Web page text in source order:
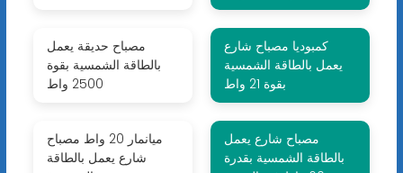
مصباح حديقة يعمل
بالطاقة الشمسية بقوة
2500 واط
كمبوديا مصباح شارع
يعمل بالطاقة الشمسية
بقوة 21 واط
ميانمار 20 واط مصباح
شارع يعمل بالطاقة
مصباح شارع يعمل
بالطاقة الشمسية بقدرة